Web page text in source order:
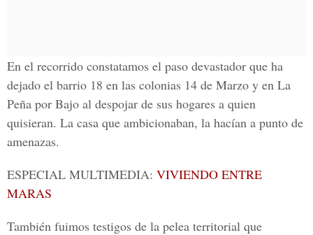
En el recorrido constatamos el paso devastador que ha
dejado el barrio 18 en las colonias 14 de Marzo y en La
Peña por Bajo al despojar de sus hogares a quien
quisieran. La casa que ambicionaban, la hacían a punto de
amenazas.
ESPECIAL MULTIMEDIA: VIVIENDO ENTRE
MARAS
También fuimos testigos de la pelea territorial que